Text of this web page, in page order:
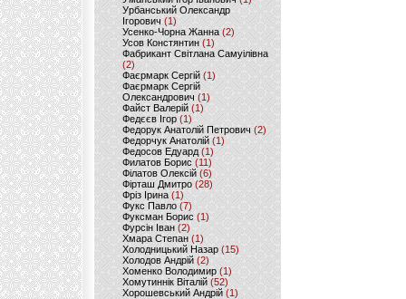
Урбанський Олександр
Ігорович (1)
Усенко-Чорна Жанна (2)
Усов Констянтин(1)
Фабрикант Світлана Самуілівна
(2)
Фаєрмарк Сергій(1)
Фаєрмарк Сергій
Олександрович (1)
Файст Валерій(1)
Федєєв Ігор (1)
Федорук Анатолій Петрович (2)
Федорчук Анатолій (1)
Федосов Едуард (1)
Филатов Борис (11)
Філатов Олексій (6)
Фірташ Дмитро (28)
Фріз Ірина (1)
Фукс Павло (7)
Фуксман Борис (1)
Фурсін Іван (2)
Хмара Степан(1)
Холодницький Назар(15)
Холодов Андрій (2)
Хоменко Володимир (1)
Хомутиннік Віталій (52)
Хорошевський Андрій (1)